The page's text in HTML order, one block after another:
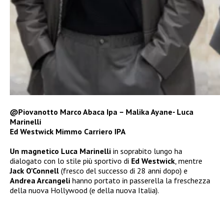
@Piovanotto Marco Abaca Ipa – Malika Ayane- Luca
Marinelli
Ed Westwick Mimmo Carriero IPA
Un magnetico Luca Marinelli in soprabito lungo ha
dialogato con lo stile più sportivo di Ed Westwick, mentre
Jack O’Connell (fresco del successo di 28 anni dopo) e
Andrea Arcangeli hanno portato in passerella la freschezza
della nuova Hollywood (e della nuova Italia).